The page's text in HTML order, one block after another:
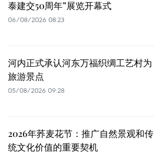
泰建交50周年”展览开幕式
06/08/2026 08:23
河内正式承认河东万福织绸工艺村为
旅游景点
05/08/2026 09:28
2026年荞麦花节：推广自然景观和传
统文化价值的重要契机